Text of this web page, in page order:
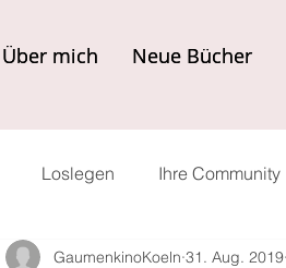
Über mich Neue Bücher
Über mich Neue Bücher
Loslegen Ihre Community
GaumenkinoKoeln 31. Aug. 2019